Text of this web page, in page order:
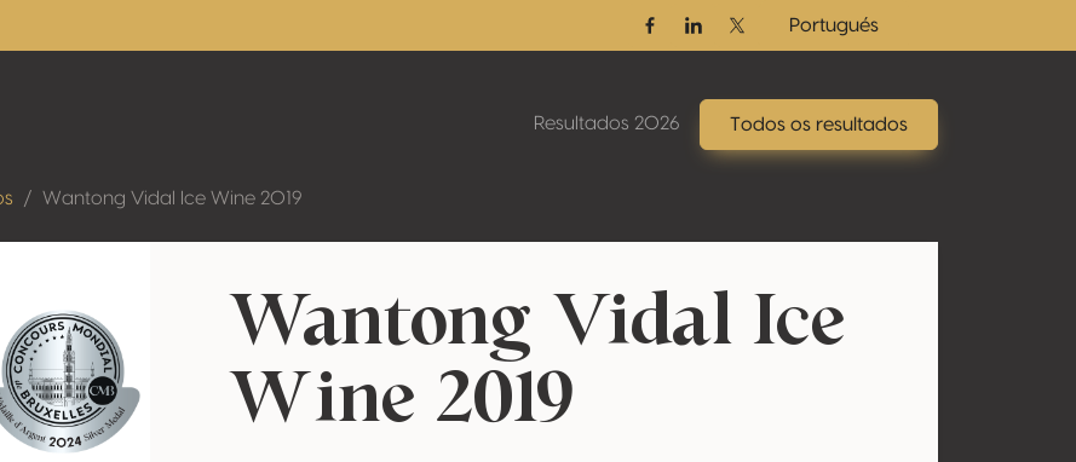
FacebookLinkedinTwitter / X
Portugués
Resultados 2026 Todos os resultados
Wantong Vidal Ice Wine 2019
Wantong Vidal Ice
Wine 2019